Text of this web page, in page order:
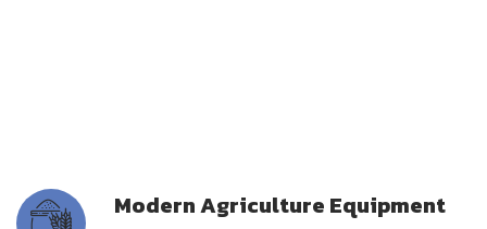
Modern Agriculture Equipment